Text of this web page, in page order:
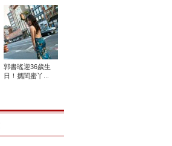
郭書瑤迎36歲生
日！攜閨蜜丫...